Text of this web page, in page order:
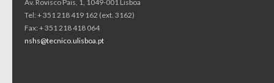
Av. Rovisco Pais, 1, 1049-001 Lisboa
Tel: + 351 218 419 162 (ext. 3162)
Fax: + 351 218 418 064
nshs@tecnico.ulisboa.pt